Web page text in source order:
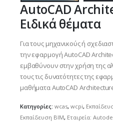
AutoCAD
Ειδικά θέματα
Για τους μηχανικούς ή
την εφαρμογή AutoCAD
εμβαθύνουν στην χρήση της
τους τις δυνατότητες της
μαθήματα AutoCAD
Κατηγορίες: wcas, wcpi,
Εκπαίδευση BIM, Εταιρεία: